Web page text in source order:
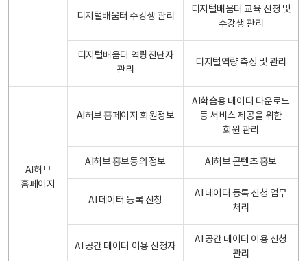
디지털배움터 수강생 관리
디지털배움터 교육 신청 및
수강생 관리
디지털배움터 역량진단자
관리
디지털역량 측정 및 관리
AI허브
홈페이지
AI허브 홈페이지 회원정보
AI학습용 데이터 다운로드
등 서비스 제공을 위한
회원 관리
AI허브 홍보동의 정보 AI허브 콘텐츠 홍보
AI 데이터 등록 신청
AI 데이터 등록 신청 업무
처리
AI 공간 데이터 이용 신청자
AI 공간 데이터 이용 신청
관리